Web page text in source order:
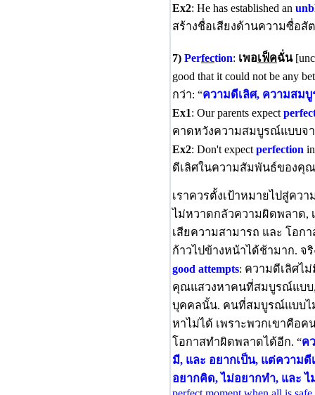
Ex2: He has established an
สร้างชื่อเสียงด้านความซื่อสั
7) Perfection: เพอเฟ็คฉั่น
good that it could not be any
กว่า: “ความดีเลิศ, ความสม
Ex1: Our parents expect
คาดหวังความสมบูรณ์แบบจ
Ex2: Don't expectperfection
ดีเลิศในความสัมพันธ์ของคุ
เราควรตั้งเป้าหมายไปสู่ควา
ไม่หวาดกลัวความผิดพลาด,
เสียความสามารถ และ โอก
ก้าวไปข้างหน้าได้ช้ามาก. จ
good attempts: ความดีเลิศไ
คุณแสวงหาคนที่สมบูรณ์แบบ
บุคคลนั้น. คนที่สมบูรณ์แบบไ
หาไม่ได้ เพราะพวกเขาคือ
โอกาสทำผิดพลาดได้อีก. “ค
มี, และ อยากเป็น, แต่ความ
อยากคิด, ไม่อยากทำ, และ ไ